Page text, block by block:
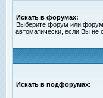
Искать в форумах:
Выберите форум или
автоматически, если Вы не
Искать в подфорумах: